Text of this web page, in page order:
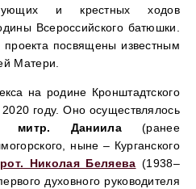
и крестных ходов
Всероссийского батюшки.
посвящены известным
Матери.
на родине Кронштадтского
году. Оно осуществлялось
митр. Даниила(ранее
ныне – Курганского
Николая Беляева (1938–
духовного руководителя